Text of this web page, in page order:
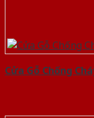
Cửa Gỗ Chống